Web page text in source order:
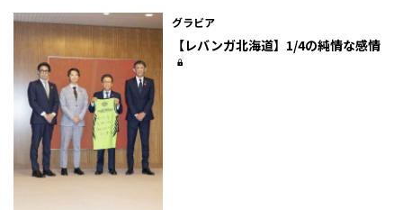
グラビア
【レバンガ北海道】1/4の純情な感情